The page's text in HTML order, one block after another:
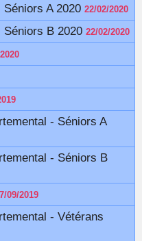
A 2020 22/02/2020
B 2020 22/02/2020
- Séniors A
- Séniors B
09/2019
- Vétérans